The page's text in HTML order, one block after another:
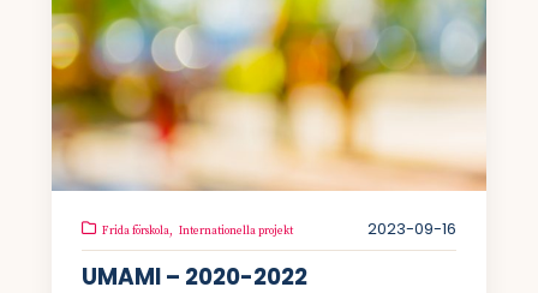
Frida förskola, Internationella projekt 2023-09-16
UMAMI – 2020-2022